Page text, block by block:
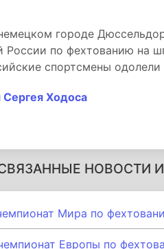
городе
по фехтованию на
спортсмены
Ходоса
НОВОСТИ
Мира по
Европы по